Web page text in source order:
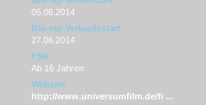
05.06.2014
Blu-ray-Verkaufsstart
27.06.2014
FSK
Ab 16 Jahren
Website
http://www.universumfilm.de/fi ...